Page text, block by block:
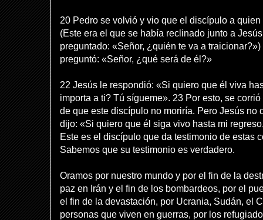
20 Pedro se volvió y vio que el discípulo a
(Este era el que se había reclinado junto a
preguntado: «Señor, ¿quién te va a
preguntó: «Señor, ¿qué será de él?»
22 Jesús le respondió: «Si quiero que él viva
importa a ti? Tú sígueme». 23 Por esto, se
de que este discípulo no moriría. Pero Jesús no
dijo: «Si quiero que él siga vivo hasta mi
Este es el discípulo que da testimonio de estas
Sabemos que su testimonio es verdadero.
Oramos por nuestro mundo y por el fin de la
paz en Irán y el fin de los bombardeos, por el
el fin de la devastación, por Ucrania, Sudán, el
personas que viven en guerras, por los